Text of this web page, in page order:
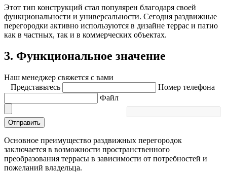
Этот тип конструкций стал популярен благодаря своей
функциональности и универсальности. Сегодня раздвижные
перегородки активно используются в дизайне террас и патио
как в частных, так и в коммерческих объектах.
3. Функциональное значение
Наш менеджер свяжется с вами
Представьтесь
Номер телефона
Файл
Отправить
Основное преимущество раздвижных перегородок
заключается в возможности пространственного
преобразования террасы в зависимости от потребностей и
пожеланий владельца.